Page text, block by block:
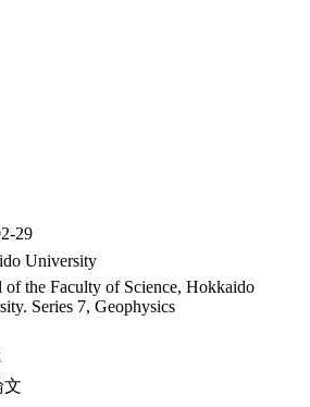
29
University
of the Faculty of Science, Hokkaido
Series 7, Geophysics
文